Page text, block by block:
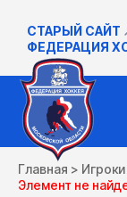
СТАРЫЙ САЙТ
ФЕДЕРАЦИЯ
Главная > Игроки
Элемент не